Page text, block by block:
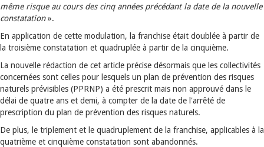
même risque au cours des cinq années précédant la date de la nouvelle
constatation».
En application de cette modulation, la franchise était doublée à partir de
la troisième constatation et quadruplée à partir de la cinquième.
La nouvelle rédaction de cet article précise désormais que les collectivités
concernées sont celles pour lesquels un plan de prévention des risques
naturels prévisibles (PPRNP) a été prescrit mais non approuvé dans le
délai de quatre ans et demi, à compter de la date de l'arrêté de
prescription du plan de prévention des risques naturels.
De plus, le triplement et le quadruplement de la franchise, applicables à la
quatrième et cinquième constatation sont abandonnés.